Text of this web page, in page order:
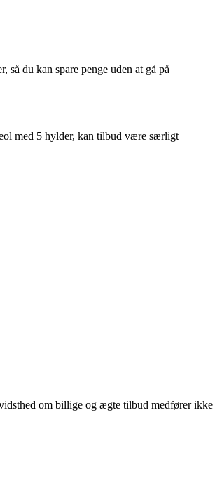
du kan spare penge uden at gå på
med 5 hylder, kan tilbud være særligt
om billige og ægte tilbud medfører ikke